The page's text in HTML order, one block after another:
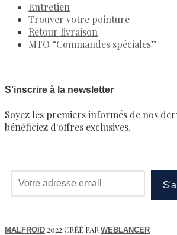
Entretien
Trouver votre pointure
Retour livraison
MTO “Commandes spéciales”
S'inscrire à la newsletter
Soyez les premiers informés de nos
bénéficiez d'offres exclusives.
MALFROID 2022 CRÉÉ PAR WEBLANCER